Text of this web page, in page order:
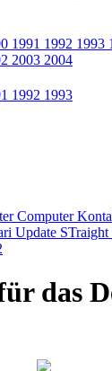
1991 1992 1993
2003 2004
1992 1993
Computer
Update
das